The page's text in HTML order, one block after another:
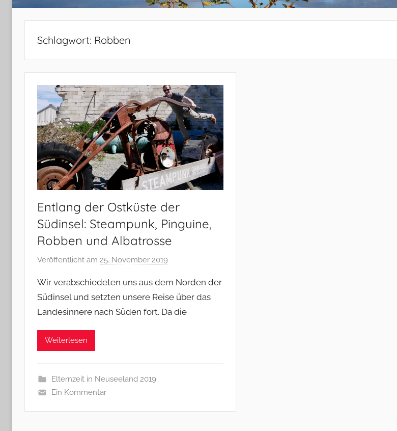
Schlagwort: Robben
Entlang der Ostküste der
Südinsel: Steampunk, Pinguine,
Robben und Albatrosse
Veröffentlicht am 25. November 2019
n
M
i
Wir verabschiedeten uns aus dem Norden der
Südinsel und setzten unsere Reise über das
Landesinnere nach Süden fort. Da die
Weiterlesen
Elternzeit in Neuseeland 2019
Ein Kommentar